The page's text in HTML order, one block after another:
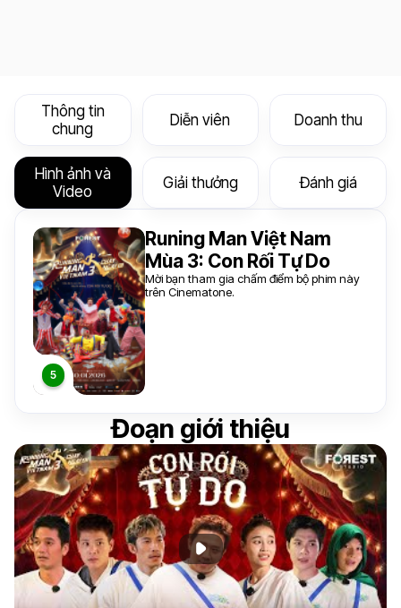
Thông tin
chung
Diễn viên Doanh thu
Hình ảnh và
Video
Giải thưởng Đánh giá
Đoạn giới thiệu
Phát đoạn giới thiệu
Runing Man Việt Nam
Mùa 3: Con Rối Tự Do
Mời bạn tham gia chấm điểm bộ phim này
trên Cinematone.